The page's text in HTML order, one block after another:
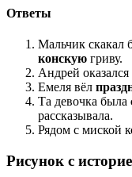
Ответы
Мальчик скакал
конскую гриву.
Андрей оказался
Емеля вёл
Та девочка была
рассказывала.
Рядом с миской
Рисунок с